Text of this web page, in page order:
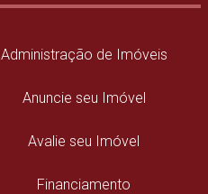
Administração de Imóveis
Anuncie seu Imóvel
Avalie seu Imóvel
Financiamento